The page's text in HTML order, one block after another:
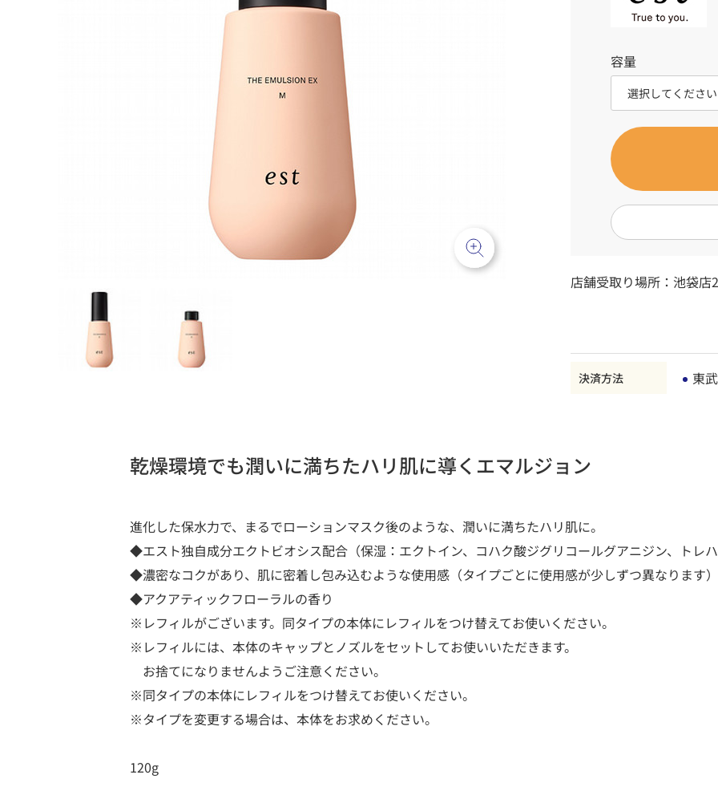
容量
店舗受取り場所： 池袋店
決済方法 東
乾燥環境でも潤いに満ちたハリ肌に導くエマルジョン
進化した保水力で、まるでローションマスク後のような、潤いに満ちたハリ肌に。
◆エスト独自成分エクトビオシス配合（保湿：エクトイン、コハク酸ジグリコールグアニジン、トレ
◆濃密なコクがあり、肌に密着し包み込むような使用感（タイプごとに使用感が少しずつ異なります）
◆アクアティックフローラルの香り
※レフィルがございます。同タイプの本体にレフィルをつけ替えてお使いください。
※レフィルには、本体のキャップとノズルをセットしてお使いいただきます。
お捨てになりませんようご注意ください。
※同タイプの本体にレフィルをつけ替えてお使いください。
※タイプを変更する場合は、本体をお求めください。
120g